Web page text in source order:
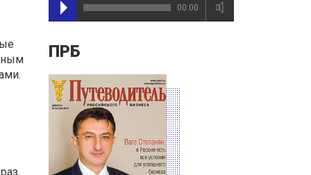
00:00
ПРБ